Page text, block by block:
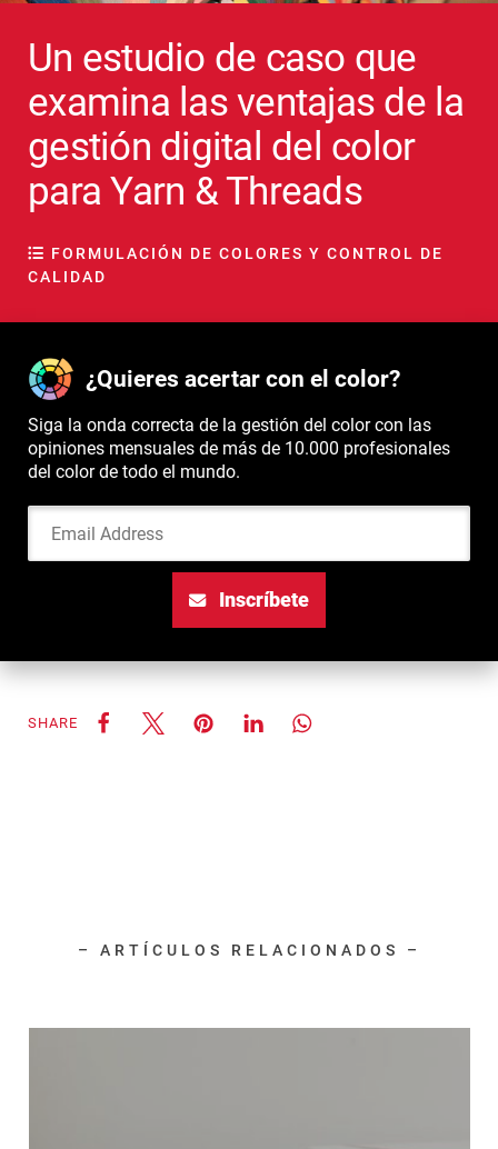
Un estudio de caso que
examina las ventajas de la
gestión digital del color
para Yarn & Threads
FORMULACIÓN DE COLORES Y CONTROL DE
CALIDAD
SHARE
¿Quieres acertar con el color?
Siga la onda correcta de la gestión del color con las
opiniones mensuales de más de 10.000 profesionales
del color de todo el mundo.
Email Address
Inscríbete
– ARTÍCULOS RELACIONADOS –